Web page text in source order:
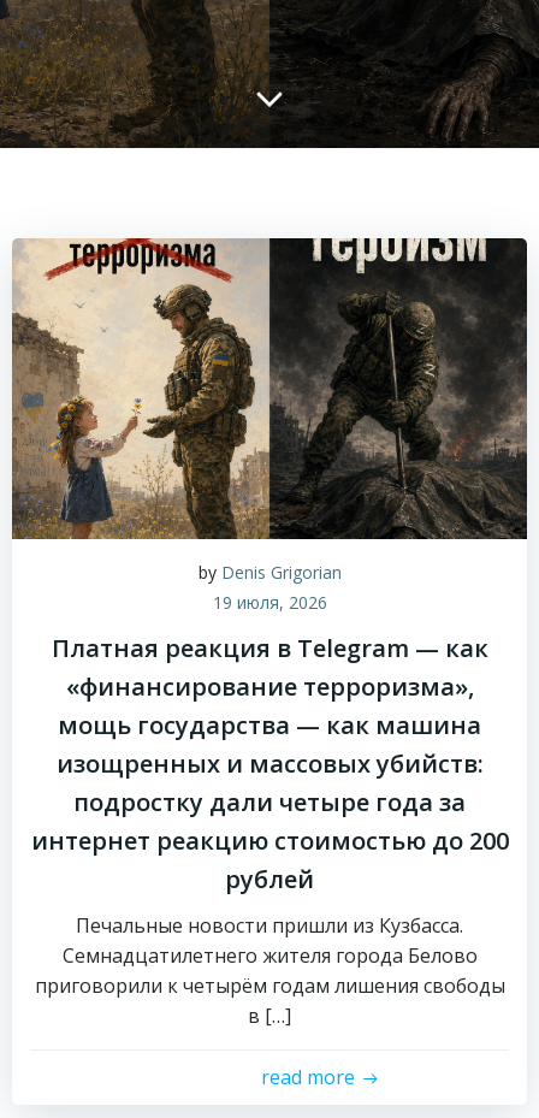
by Denis Grigorian
19 июля, 2026
Платная реакция в Telegram — как
«финансирование терроризма»,
мощь государства — как машина
изощренных и массовых убийств:
подростку дали четыре года за
интернет реакцию стоимостью до 200
рублей
Печальные новости пришли из Кузбасса.
Семнадцатилетнего жителя города Белово
приговорили к четырём годам лишения свободы
в […]
read more